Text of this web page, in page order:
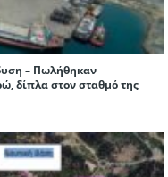
– Πωλήθηκαν
δίπλα στον σταθμό της